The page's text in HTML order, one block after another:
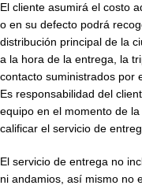
El cliente asumirá el costo
o en su defecto podrá
distribución principal de la
a la hora de la entrega, la
contacto suministrados por
Es responsabilidad del
equipo en el momento de
calificar el servicio de
El servicio de entrega no
ni andamios, así mismo no